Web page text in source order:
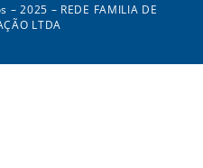
2025 – REDE FAMILIA DE
LTDA